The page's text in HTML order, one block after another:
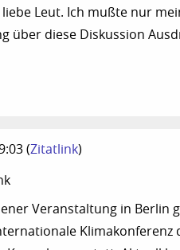
Leut. Ich mußte nur
über diese Diskussion
(Zitatlink)
Veranstaltung in Berlin
Klimakonferenz